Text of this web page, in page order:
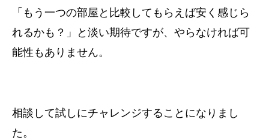
「もう一つの部屋と比較してもらえば安く感じら
れるかも？」と淡い期待ですが、 やらなければ可
能性もありません。
相談して試しにチャレンジすることになりまし
た。